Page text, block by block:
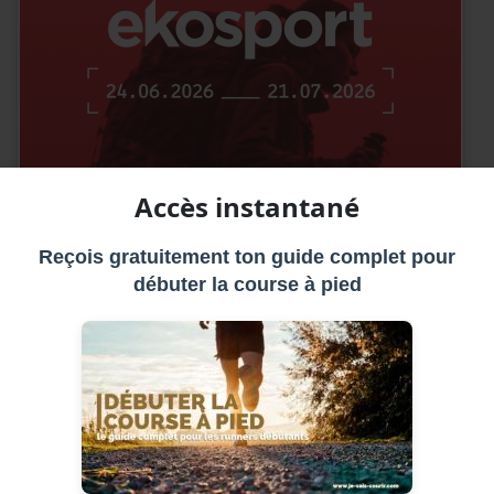
Accès instantané
Reçois gratuitement ton guide complet pour
débuter la course à pied
courir 30 minutes sans s'arrêter ni marcher
le sujet, on ne devient pas Emil Zatopek en un rien